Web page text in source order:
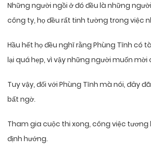
Những người ngồi ở đó đều là những
công ty, họ đều rất tinh tường trong việc
Hầu hết họ đều nghĩ rằng Phùng Tĩnh có
lại quá hẹp, vì vậy những người muốn mời
Tuy vậy, đối với Phùng Tĩnh mà nói, đây
bất ngờ.
Tham gia cuộc thi xong, công việc tương
định hướng.